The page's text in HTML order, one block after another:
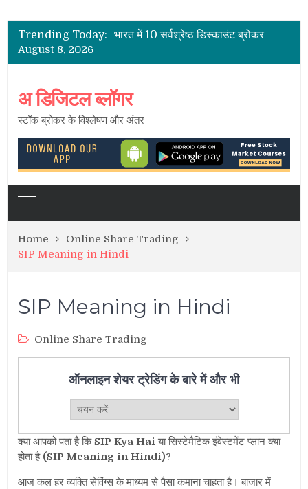
Trending Today:
2021 के लिए भारत में पूर्ण सेवा सर्वश्रेष्ठ शेयर ब्रोकर
भारत में 10 सर्वश्रेष्ठ डिस्काउंट ब्रोकर
भारत में स्टॉक ब्रोकर – सक्रिय ग्राहकों की सूची
August 8, 2026
अ डिजिटल ब्लॉगर
स्टॉक ब्रोकर के विश्लेषण और अंतर
Home
Online Share Trading
SIP Meaning in Hindi
SIP Meaning in Hindi
Online Share Trading
ऑनलाइन शेयर ट्रेडिंग के बारे में और भी
क्या आपको पता है किSIP Kya Haiया सिस्टेमैटिक इंवेस्टमेंट प्लान क्या
होता है (SIP Meaning in Hindi)?
आज कल हर व्यक्ति सेविंग्स के माध्यम से पैसा कमाना चाहता है। बाजार में